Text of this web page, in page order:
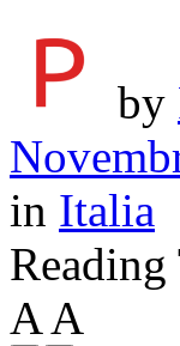
by
in Italia
A A